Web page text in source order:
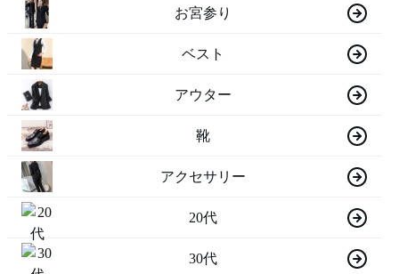
お宮参り
ベスト
アウター
靴
アクセサリー
20代
30代